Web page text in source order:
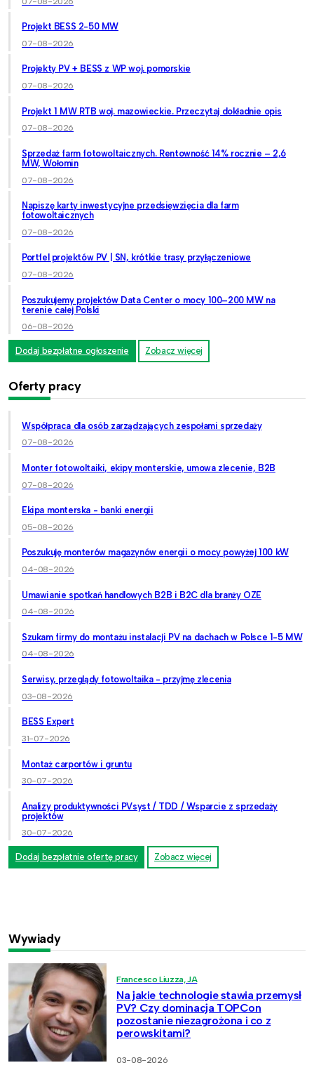
Projekt BESS 2-50 MW
07-08-2026
Projekty PV + BESS z WP woj. pomorskie
07-08-2026
Projekt 1 MW RTB woj. mazowieckie. Przeczytaj dokładnie opis
07-08-2026
Sprzedaż farm fotowoltaicznych. Rentowność 14% rocznie – 2,6
MW, Wołomin
07-08-2026
Napiszę karty inwestycyjne przedsięwzięcia dla farm
fotowoltaicznych
07-08-2026
Portfel projektów PV | SN, krótkie trasy przyłączeniowe
07-08-2026
Poszukujemy projektów Data Center o mocy 100–200 MW na
terenie całej Polski
06-08-2026
Dodaj bezpłatne ogłoszenie Zobacz więcej
Oferty pracy
Współpraca dla osób zarządzających zespołami sprzedaży
07-08-2026
Monter fotowoltaiki, ekipy monterskie, umowa zlecenie, B2B
07-08-2026
Ekipa monterska - banki energii
05-08-2026
Poszukuję monterów magazynów energii o mocy powyżej 100 kW
04-08-2026
Umawianie spotkań handlowych B2B i B2C dla branży OZE
04-08-2026
Szukam firmy do montażu instalacji PV na dachach w Polsce 1-5 MW
04-08-2026
Serwisy, przeglądy fotowoltaika - przyjmę zlecenia
03-08-2026
BESS Expert
31-07-2026
Montaż carportów i gruntu
30-07-2026
Analizy produktywności PVsyst / TDD / Wsparcie z sprzedaży
projektów
30-07-2026
Dodaj bezpłatnie ofertę pracy Zobacz więcej
Wywiady
Francesco Liuzza, JA
Na jakie technologie stawia przemysł
PV? Czy dominacja TOPCon
pozostanie niezagrożona i co z
perowskitami?
03-08-2026